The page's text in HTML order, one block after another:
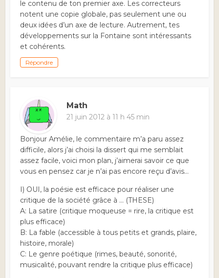
le contenu de ton premier axe. Les correcteurs
notent une copie globale, pas seulement une ou
deux idées d’un axe de lecture. Autrement, tes
développements sur la Fontaine sont intéressants
et cohérents.
Répondre
Math
21 juin 2012 à 11 h 45 min
Bonjour Amélie, le commentaire m’a paru assez
difficile, alors j’ai choisi la dissert qui me semblait
assez facile, voici mon plan, j’aimerai savoir ce que
vous en pensez car je n’ai pas encore reçu d’avis…
I) OUI, la poésie est efficace pour réaliser une
critique de la société grâce à … (THESE)
A: La satire (critique moqueuse = rire, la critique est
plus efficace)
B: La fable (accessible à tous petits et grands, plaire,
histoire, morale)
C: Le genre poétique (rimes, beauté, sonorité,
musicalité, pouvant rendre la critique plus efficace)